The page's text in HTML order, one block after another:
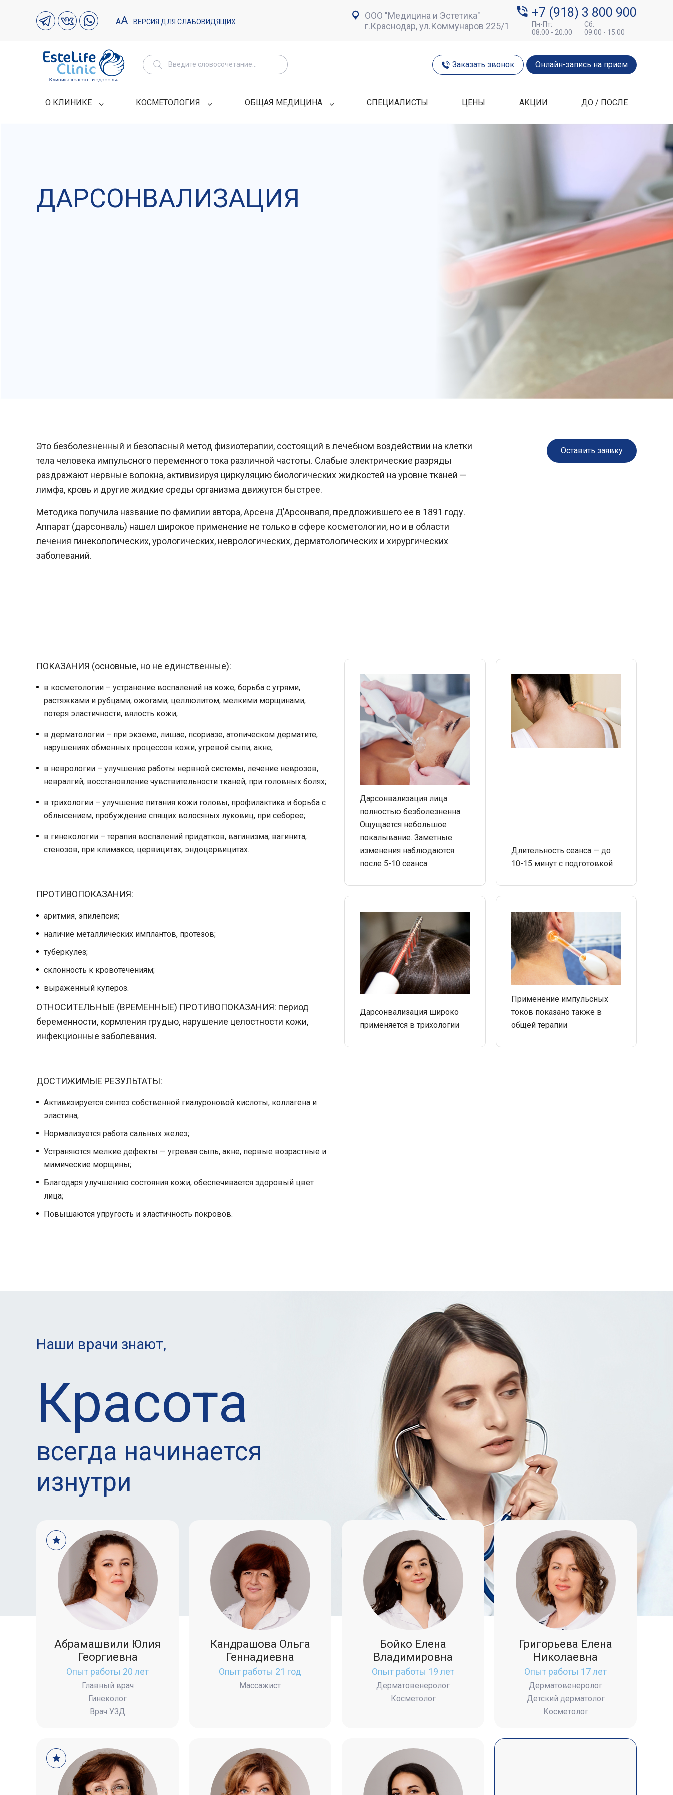
АА ВЕРСИЯ ДЛЯ СЛАБОВИДЯЩИХ
ООО "Медицина и Эстетика"
г.Краснодар, ул.Коммунаров 225/1
+7 (918) 3 800 900
Пн-Пт:
08:00 - 20:00
Сб:
09:00 - 15:00
Заказать звонок Онлайн-запись на прием
О КЛИНИКЕ КОСМЕТОЛОГИЯ ОБЩАЯ МЕДИЦИНА СПЕЦИАЛИСТЫ ЦЕНЫ АКЦИИ ДО / ПОСЛЕ
ДАРСОНВАЛИЗАЦИЯ
Это безболезненный и безопасный метод физиотерапии, состоящий в лечебном воздействии на клетки
тела человека импульсного переменного тока различной частоты. Слабые электрические разряды
раздражают нервные волокна, активизируя циркуляцию биологических жидкостей на уровне тканей —
лимфа, кровь и другие жидкие среды организма движутся быстрее.
Методика получила название по фамилии автора, Арсена Д’Арсонваля, предложившего ее в 1891 году.
Аппарат (дарсонваль) нашел широкое применение не только в сфере косметологии, но и в области
лечения гинекологических, урологических, неврологических, дерматологических и хирургических
заболеваний.
Оставить заявку
ПОКАЗАНИЯ (основные, но не единственные):
в косметологии – устранение воспалений на коже, борьба с угрями,
растяжками и рубцами, ожогами, целлюлитом, мелкими морщинами,
потеря эластичности, вялость кожи;
в дерматологии – при экземе, лишае, псориазе, атопическом дерматите,
нарушениях обменных процессов кожи, угревой сыпи, акне;
в неврологии – улучшение работы нервной системы, лечение неврозов,
невралгий, восстановление чувствительности тканей, при головных болях;
в трихологии – улучшение питания кожи головы, профилактика и борьба с
облысением, пробуждение спящих волосяных луковиц, при себорее;
в гинекологии – терапия воспалений придатков, вагинизма, вагинита,
стенозов, при климаксе, цервицитах, эндоцервицитах.
ПРОТИВОПОКАЗАНИЯ:
аритмия, эпилепсия;
наличие металлических имплантов, протезов;
туберкулез;
склонность к кровотечениям;
выраженный купероз.
ОТНОСИТЕЛЬНЫЕ (ВРЕМЕННЫЕ) ПРОТИВОПОКАЗАНИЯ: период
беременности, кормления грудью, нарушение целостности кожи,
инфекционные заболевания.
ДОСТИЖИМЫЕ РЕЗУЛЬТАТЫ:
Активизируется синтез собственной гиалуроновой кислоты, коллагена и
эластина;
Нормализуется работа сальных желез;
Устраняются мелкие дефекты — угревая сыпь, акне, первые возрастные и
мимические морщины;
Благодаря улучшению состояния кожи, обеспечивается здоровый цвет
лица;
Повышаются упругость и эластичность покровов.
Дарсонвализация лица
полностью безболезненна.
Ощущается небольшое
покалывание. Заметные
изменения наблюдаются
после 5-10 сеанса
Длительность сеанса — до
10-15 минут с подготовкой
Дарсонвализация широко
применяется в трихологии
Применение импульсных
токов показано также в
общей терапии
Наши врачи знают,
Красота
всегда начинается
изнутри
Абрамашвили Юлия
Георгиевна
Опыт работы 20 лет
Главный врач
Гинеколог
Врач УЗД
Кандрашова Ольга
Геннадиевна
Опыт работы 21 год
Массажист
Бойко Елена
Владимировна
Опыт работы 19 лет
Дерматовенеролог
Косметолог
Григорьева Елена
Николаевна
Опыт работы 17 лет
Дерматовенеролог
Детский дерматолог
Косметолог